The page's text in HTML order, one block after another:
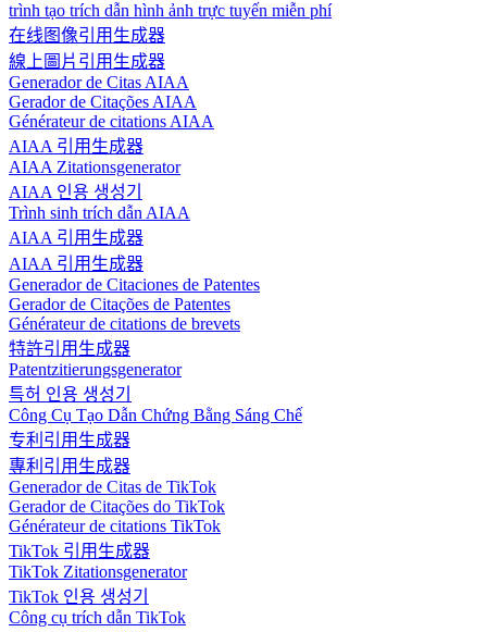
trình tạo trích dẫn hình ảnh trực tuyến miễn phí
在线图像引用生成器
線上圖片引用生成器
Generador de Citas AIAA
Gerador de Citações AIAA
Générateur de citations AIAA
AIAA 引用生成器
AIAA Zitationsgenerator
AIAA 인용 생성기
Trình sinh trích dẫn AIAA
AIAA 引用生成器
AIAA 引用生成器
Generador de Citaciones de Patentes
Gerador de Citações de Patentes
Générateur de citations de brevets
特許引用生成器
Patentzitierungsgenerator
특허 인용 생성기
Công Cụ Tạo Dẫn Chứng Bằng Sáng Chế
专利引用生成器
專利引用生成器
Generador de Citas de TikTok
Gerador de Citações do TikTok
Générateur de citations TikTok
TikTok 引用生成器
TikTok Zitationsgenerator
TikTok 인용 생성기
Công cụ trích dẫn TikTok